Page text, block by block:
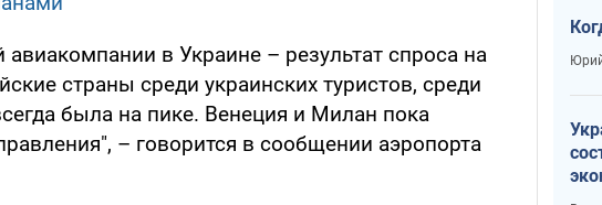
в Украине – результат спроса на
страны среди украинских туристов, среди
была на пике. Венеция и Милан пока
– говорится в сообщении аэропорта